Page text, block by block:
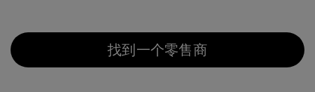
找到一个零售商